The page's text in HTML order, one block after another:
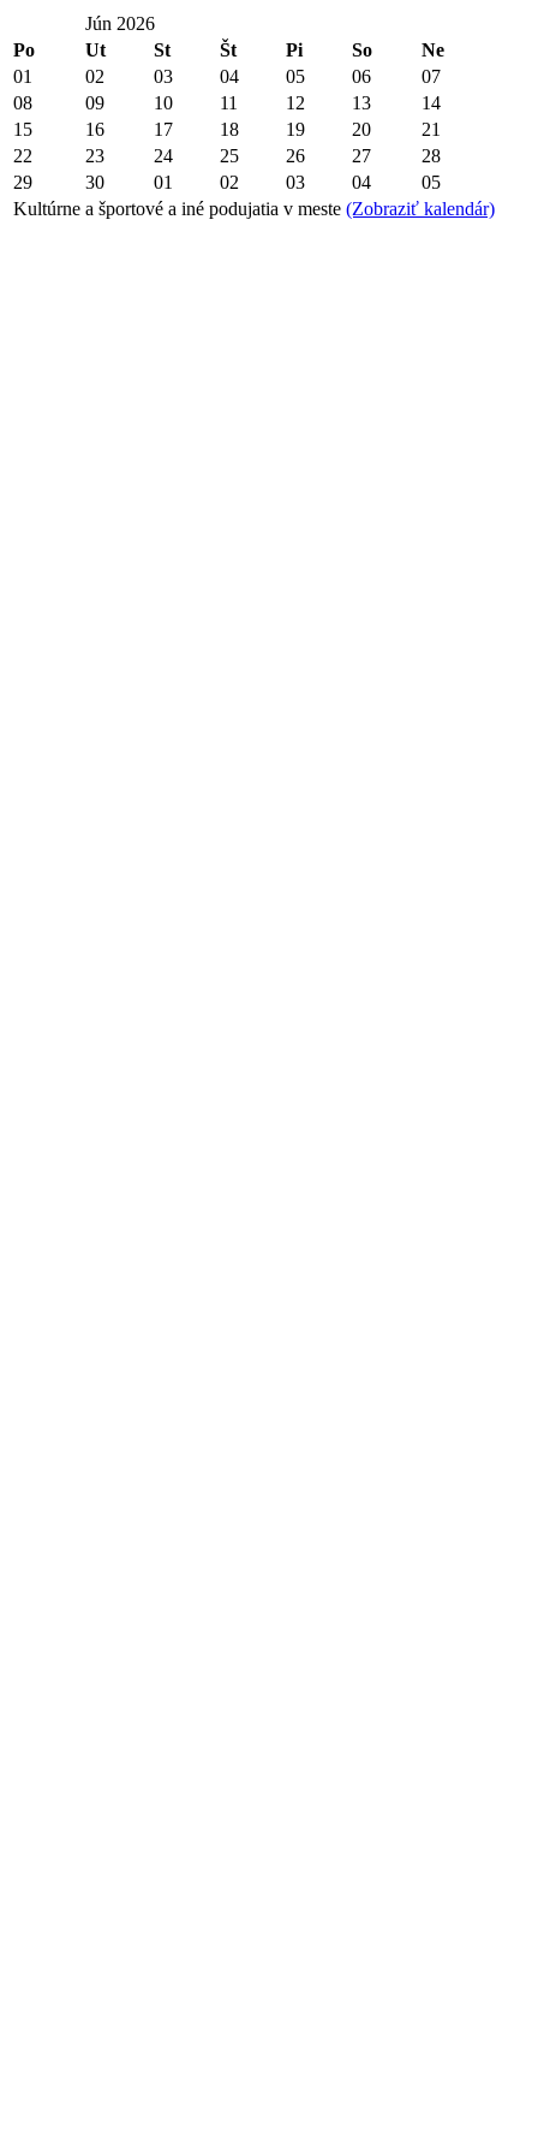
Jún 2026
Po
Ut St Št Pi So
Ne
01
02 03 04 05 06
07
08
09 10 11 12 13
14
15
16 17 18 19 20
21
22
23 24 25 26 27
28
29
30 01 02 03 04
05
Kultúrne a športové a iné podujatia v meste (Zobraziť kalendár)